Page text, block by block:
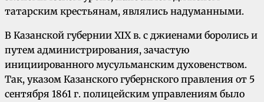
татарским крестьянам, являлись надуманными.
В Казанской губернии ХIХ в. с джиенами боролись и
путем администрирования, зачастую
инициированного мусульманским духовенством.
Так, указом Казанского губернского правления от 5
сентября 1861 г. полицейским управлениям было